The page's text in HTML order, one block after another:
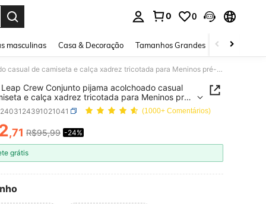
0 0
masculinas Casa & Decoração Tamanhos Grandes Joias e
SHEIN Leap Crew Conjunto pijama acolchoado casual de camiseta e calça xadrez tricotada para Meninos pré-adolescentes
Leap Crew Conjunto pijama acolchoado casual
e calça xadrez tricotada para Meninos pré-
(1000+ Comentários)
AND AVAILABILITY
,71 R$95,99 -24%
grátis